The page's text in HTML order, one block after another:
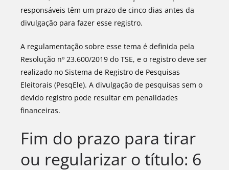
responsáveis têm um prazo de cinco dias antes da
divulgação para fazer esse registro.
A regulamentação sobre esse tema é definida pela
Resolução nº 23.600/2019 do TSE, e o registro deve ser
realizado no Sistema de Registro de Pesquisas
Eleitorais (PesqEle). A divulgação de pesquisas sem o
devido registro pode resultar em penalidades
financeiras.
Fim do prazo para tirar
ou regularizar o título: 6